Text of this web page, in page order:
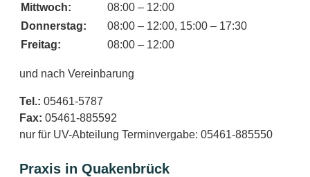
Mittwoch:
08:00 – 12:00
Donnerstag:
08:00 – 12:00, 15:00 – 17:30
Freitag:
08:00 – 12:00
und nach Vereinbarung
Tel.: 05461-5787
Fax: 05461-885592
nur für UV-Abteilung Terminvergabe: 05461-885550
Praxis in Quakenbrück